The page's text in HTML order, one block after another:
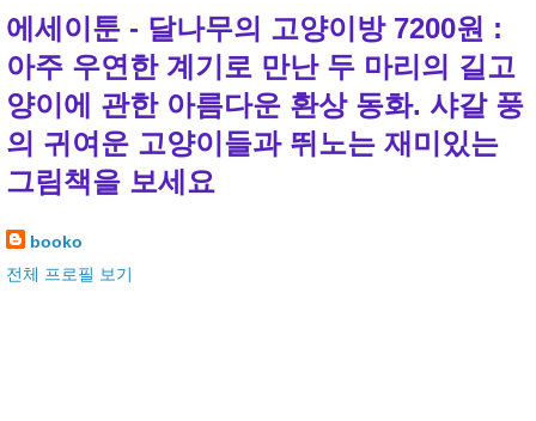
에세이툰 - 달나무의 고양이방 7200원 :
아주 우연한 계기로 만난 두 마리의 길고
양이에 관한 아름다운 환상 동화. 샤갈 풍
의 귀여운 고양이들과 뛰노는 재미있는
그림책을 보세요
booko
전체 프로필 보기